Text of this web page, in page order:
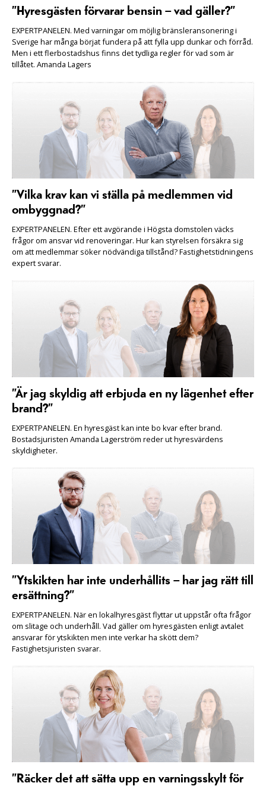
”Hyresgästen förvarar bensin – vad gäller?”
EXPERTPANELEN. Med varningar om möjlig bränsleransonering i
Sverige har många börjat fundera på att fylla upp dunkar och förråd.
Men i ett flerbostadshus finns det tydliga regler för vad som är
tillåtet. Amanda Lagers
”Vilka krav kan vi ställa på medlemmen vid
ombyggnad?”
EXPERTPANELEN. Efter ett avgörande i Högsta domstolen väcks
frågor om ansvar vid renoveringar. Hur kan styrelsen försäkra sig
om att medlemmar söker nödvändiga tillstånd? Fastighetstidningens
expert svarar.
”Är jag skyldig att erbjuda en ny lägenhet efter
brand?”
EXPERTPANELEN. En hyresgäst kan inte bo kvar efter brand.
Bostadsjuristen Amanda Lagerström reder ut hyresvärdens
skyldigheter.
”Ytskikten har inte underhållits – har jag rätt till
ersättning?”
EXPERTPANELEN. När en lokalhyresgäst flyttar ut uppstår ofta frågor
om slitage och underhåll. Vad gäller om hyresgästen enligt avtalet
ansvarar för ytskikten men inte verkar ha skött dem?
Fastighetsjuristen svarar.
”Räcker det att sätta upp en varningsskylt för